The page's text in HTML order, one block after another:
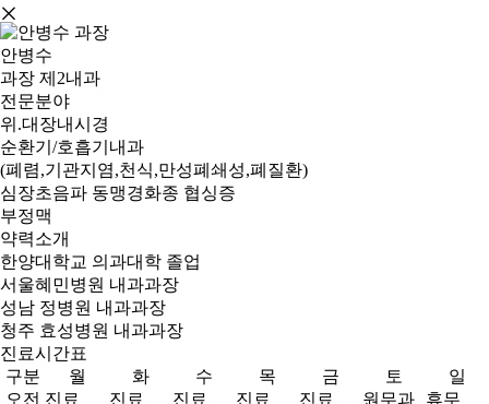
안병수
과장 제2내과
전문분야
위.대장내시경
순환기/호흡기내과
(폐렴,기관지염,천식,만성폐쇄성,폐질환)
심장초음파 동맹경화종 협싱증
부정맥
약력소개
한양대학교 의과대학 졸업
서울혜민병원 내과과장
성남 정병원 내과과장
청주 효성병원 내과과장
진료시간표
구분
월 화 수 목 금 토
일
오전 진료 진료 진료 진료 진료
원무과
휴무